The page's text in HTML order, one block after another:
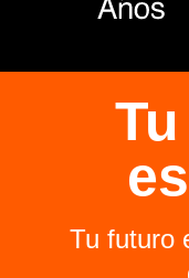
Tu futuro